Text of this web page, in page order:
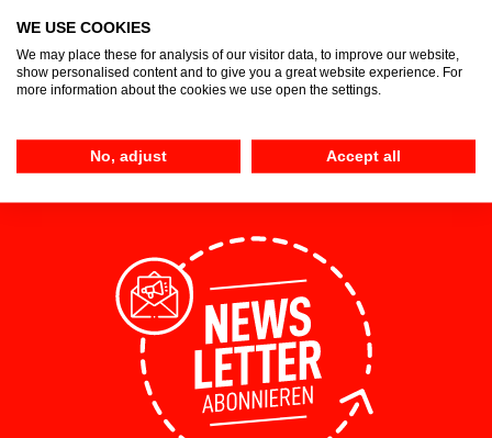
14,95 €*
WE USE COOKIES
We may place these for analysis of our visitor data, to improve our website,
show personalised content and to give you a great website experience. For
more information about the cookies we use open the settings.
No, adjust Accept all